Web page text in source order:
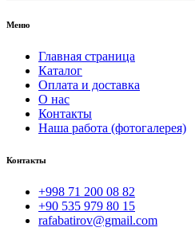
Меню
Главная страница
Каталог
Оплата и доставка
О нас
Контакты
Наша работа (фотогалерея)
Контакты
+998 71 200 08 82
+90 535 979 80 15
rafabatirov@gmail.com